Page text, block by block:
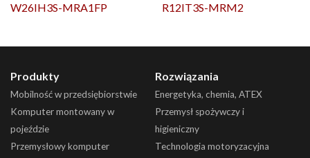
W26IH3S-MRA1FP R12IT3S-MRM2
Produkty
Mobilność w przedsiębiorstwie
Komputer montowany w
pojeździe
Przemysłowy komputer
Rozwiązania
Energetyka, chemia, ATEX
Przemysł spożywczy i
higieniczny
Technologia motoryzacyjna